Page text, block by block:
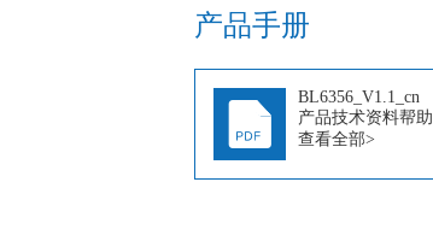
产品手册
BL6356_V1.1_cn
产品技术资料帮助
查看全部>